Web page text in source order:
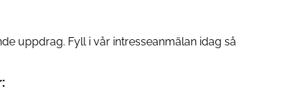
uppdrag. Fyll i vår intresseanmälan idag så